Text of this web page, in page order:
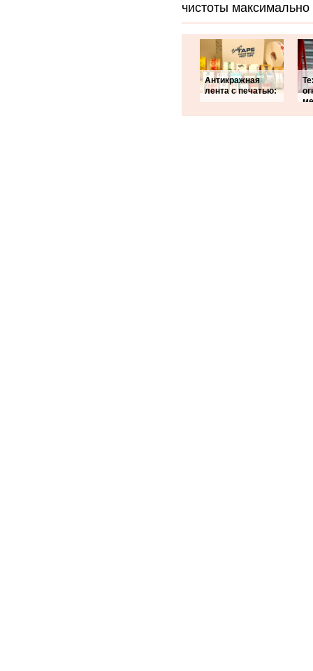
чистоты
Антикражная
лента с печатью: